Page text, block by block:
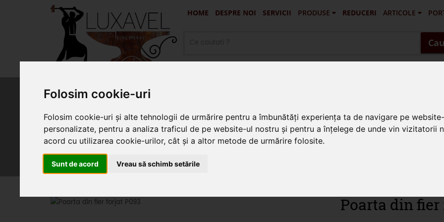
Folosim cookie-uri
Folosim cookie-uri și alte tehnologii de urmărire pentru a îmbunătăți experiența ta de navigare pe
personalizate, pentru a analiza traficul de pe website-ul nostru și pentru a înțelege de unde vin vizitatorii
acord cu utilizarea cookie-urilor, cât și a altor metode de urmărire folosite.
Sunt de acord Vreau să schimb setările
HOME DESPRE NOI SERVICII PRODUSE REDUCERI ARTICOLE
Oferte promotionale si produse din fier forjat
Poarta din fier